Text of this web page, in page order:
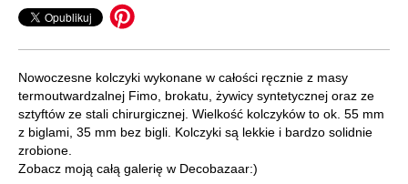
Nowoczesne kolczyki wykonane w całości ręcznie z masy
termoutwardzalnej Fimo, brokatu, żywicy syntetycznej oraz ze
sztyftów ze stali chirurgicznej. Wielkość kolczyków to ok. 55 mm
z biglami, 35 mm bez bigli. Kolczyki są lekkie i bardzo solidnie
zrobione.
Zobacz moją całą galerię w Decobazaar:)